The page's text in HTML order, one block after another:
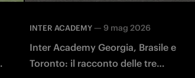
INTER ACADEMY — 9 mag 2026
Inter Academy Georgia, Brasile e
Toronto: il racconto delle tre